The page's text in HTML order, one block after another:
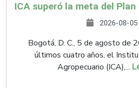
2026-08-05
Bogotá, D. C., 5 de agosto de
últimos cuatro años, el
Agropecuario (ICA),...